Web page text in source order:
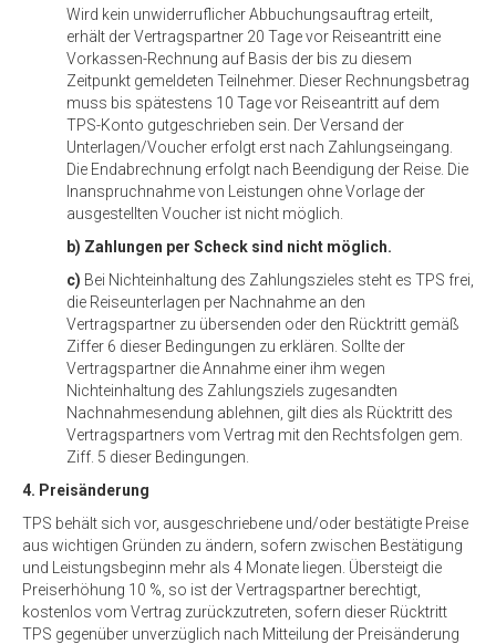
Wird kein unwiderruflicher Abbuchungsauftrag erteilt,
erhält der Vertragspartner 20 Tage vor Reiseantritt eine
Vorkassen-Rechnung auf Basis der bis zu diesem
Zeitpunkt gemeldeten Teilnehmer. Dieser Rechnungsbetrag
muss bis spätestens 10 Tage vor Reiseantritt auf dem
TPS-Konto gutgeschrieben sein. Der Versand der
Unterlagen/Voucher erfolgt erst nach Zahlungseingang.
Die Endabrechnung erfolgt nach Beendigung der Reise. Die
Inanspruchnahme von Leistungen ohne Vorlage der
ausgestellten Voucher ist nicht möglich.
b) Zahlungen per Scheck sind nicht möglich.
c) Bei Nichteinhaltung des Zahlungszieles steht es TPS frei,
die Reiseunterlagen per Nachnahme an den
Vertragspartner zu übersenden oder den Rücktritt gemäß
Ziffer 6 dieser Bedingungen zu erklären. Sollte der
Vertragspartner die Annahme einer ihm wegen
Nichteinhaltung des Zahlungsziels zugesandten
Nachnahmesendung ablehnen, gilt dies als Rücktritt des
Vertragspartners vom Vertrag mit den Rechtsfolgen gem.
Ziff. 5 dieser Bedingungen.
4. Preisänderung
TPS behält sich vor, ausgeschriebene und/oder bestätigte Preise
aus wichtigen Gründen zu ändern, sofern zwischen Bestätigung
und Leistungsbeginn mehr als 4 Monate liegen. Übersteigt die
Preiserhöhung 10 %, so ist der Vertragspartner berechtigt,
kostenlos vom Vertrag zurückzutreten, sofern dieser Rücktritt
TPS gegenüber unverzüglich nach Mitteilung der Preisänderung